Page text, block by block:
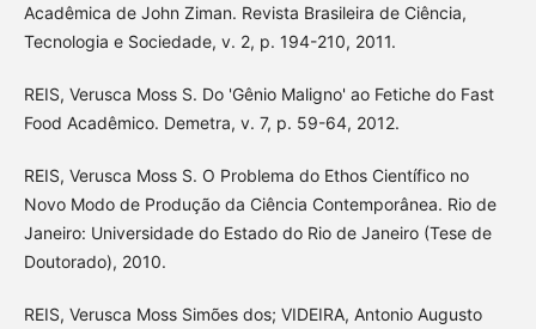
Acadêmica de John Ziman. Revista Brasileira de Ciência,
Tecnologia e Sociedade, v. 2, p. 194-210, 2011.
REIS, Verusca Moss S. Do 'Gênio Maligno' ao Fetiche do Fast
Food Acadêmico. Demetra, v. 7, p. 59-64, 2012.
REIS, Verusca Moss S. O Problema do Ethos Científico no
Novo Modo de Produção da Ciência Contemporânea. Rio de
Janeiro: Universidade do Estado do Rio de Janeiro (Tese de
Doutorado), 2010.
REIS, Verusca Moss Simões dos; VIDEIRA, Antonio Augusto